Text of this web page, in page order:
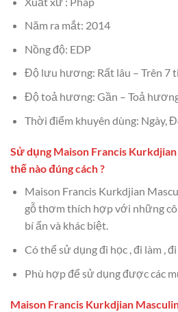
Năm ra mắt: 2014
Nồng độ: EDP
Độ lưu hương: Rất lâu – Trên 7
Độ toả hương: Gần – Toả
Thời điểm khuyên dùng: Ngày,
Sử dụng Maison Francis
thế nào đúng cách ?
Maison Francis Kurkdjian
gỗ thơm thích hợp với những
bí ẩn và khác biệt.
Có thể sử dụng đi học , đi làm ,
Phù hợp để sử dụng được các
Maison Francis Kurkdjian